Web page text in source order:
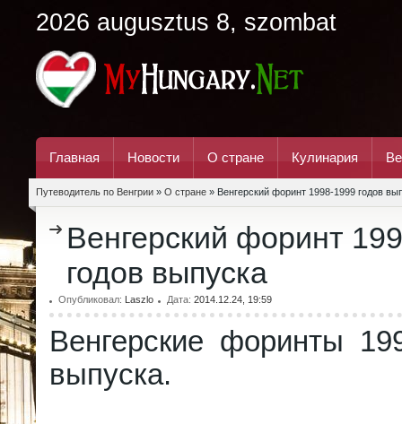
2026 augusztus 8, szombat
Главная Новости О стране Кулинария
Путеводитель по Венгрии » О стране » Венгерский форинт 1998-1999 годов
Венгерский форинт
годов выпуска
Опубликовал: Laszlo Дата: 2014.12.24, 19:59
Венгерские форинты
выпуска.